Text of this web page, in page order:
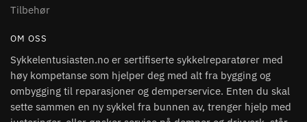
Tilbehør
OM OSS
Sykkelentusiasten.no er sertifiserte sykkelreparatører med
høy kompetanse som hjelper deg med alt fra bygging og
ombygging til reparasjoner og demperservice. Enten du skal
sette sammen en ny sykkel fra bunnen av, trenger hjelp med